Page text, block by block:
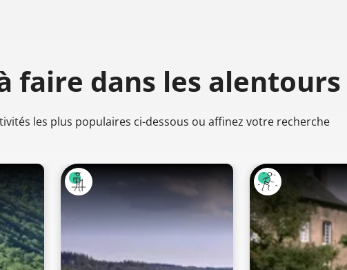
faire dans les alentours
les plus populaires ci-dessous ou affinez votre recherche